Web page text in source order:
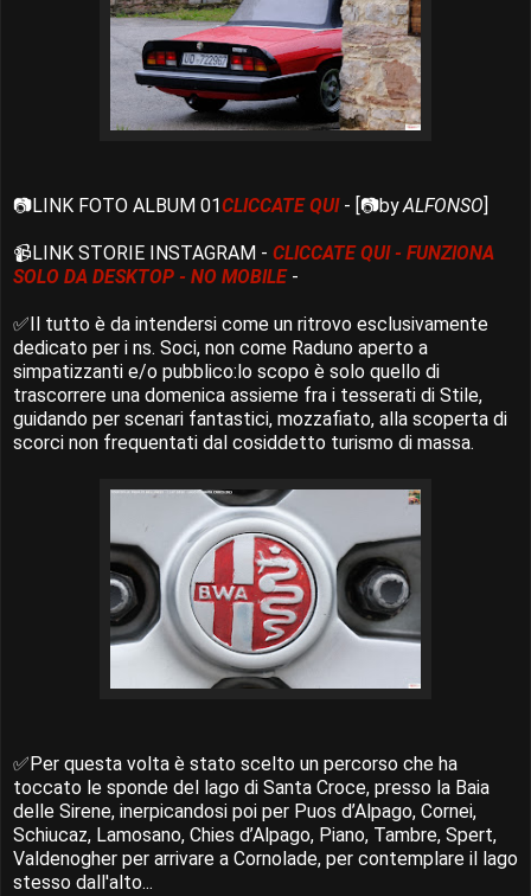
📷LINK FOTO ALBUM 01CLICCATE QUI - [📷byALFONSO
📹LINK STORIE INSTAGRAM - CLICCATE QUI - FUNZIONA
SOLO DA DESKTOP - NO MOBILE-
✅Il tutto è da intendersi come un ritrovo esclusivamente
dedicato per i ns. Soci, non come Raduno aperto a
simpatizzanti e/o pubblico:lo scopo è solo quello di
trascorrere una domenica assieme fra i tesserati di Stile,
guidando per scenari fantastici, mozzafiato, alla scoperta di
scorci non frequentati dal cosiddetto turismo di massa.
✅Per questa volta è stato scelto un percorso che ha
toccato le sponde del lago di Santa Croce, presso la Baia
delle Sirene, inerpicandosi poi per Puos d’Alpago, Cornei,
Schiucaz, Lamosano, Chies d’Alpago, Piano, Tambre, Spert,
Valdenogher per arrivare a Cornolade, per contemplare il lago
stesso dall'alto...